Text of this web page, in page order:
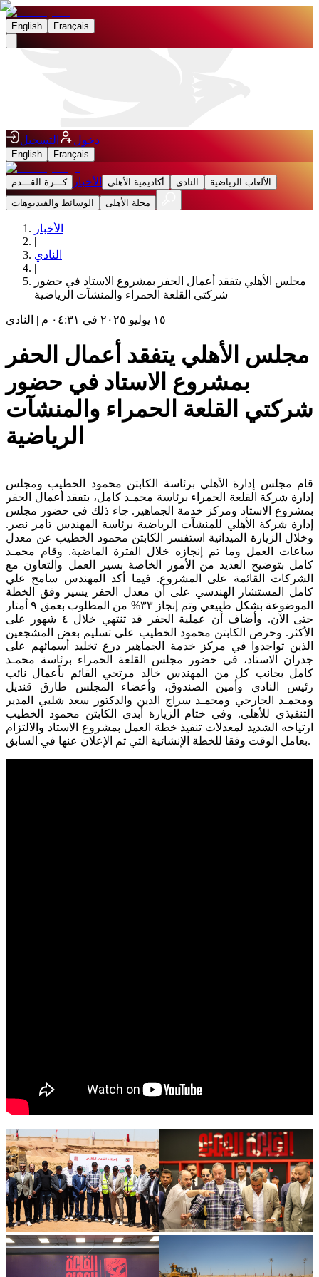
English Français
دخول التسجيل
English Français
كـــرة القـــدم الأخبار أكاديمية الأهلي النادى
الألعاب الرياضية
الوسائط والفيديوهات
مجلة الأهلى
الأخبار
|
النادي
|
مجلس الأهلي يتفقد أعمال الحفر بمشروع الاستاد في حضور
شركتي القلعة الحمراء والمنشآت الرياضية
١٥ يوليو ٢٠٢٥ في ٠٤:٣١ م | النادي
مجلس الأهلي يتفقد أعمال الحفر
بمشروع الاستاد في حضور
شركتي القلعة الحمراء والمنشآت
الرياضية
قام مجلس إدارة الأهلي برئاسة الكابتن محمود الخطيب ومجلس
إدارة شركة القلعة الحمراء برئاسة محمـد كامل، بتفقد أعمال الحفر
بمشروع الاستاد ومركز خدمة الجماهير. جاء ذلك في حضور مجلس
إدارة شركة الأهلي للمنشآت الرياضية برئاسة المهندس تامر نصر.
وخلال الزيارة الميدانية استفسر الكابتن محمود الخطيب عن معدل
ساعات العمل وما تم إنجازه خلال الفترة الماضية. وقام محمـد
كامل بتوضيح العديد من الأمور الخاصة بسير العمل والتعاون مع
الشركات القائمة على المشروع. فيما أكد المهندس سامح علي
كامل المستشار الهندسي على أن معدل الحفر يسير وفق الخطة
الموضوعة بشكل طبيعي وتم إنجاز ٣٣% من المطلوب بعمق ٩ أمتار
حتى الآن. وأضاف أن عملية الحفر قد تنتهي خلال ٤ شهور على
الأكثر. وحرص الكابتن محمود الخطيب على تسليم بعض المشجعين
الذين تواجدوا في مركز خدمة الجماهير درع تخليد أسمائهم على
جدران الاستاد، في حضور مجلس القلعة الحمراء برئاسة محمـد
كامل بجانب كل من المهندس خالد مرتجي القائم بأعمال نائب
رئيس النادي وأمين الصندوق، وأعضاء المجلس طارق قنديل
ومحمـد الجارحي ومحمـد سراج الدين والدكتور سعد شلبي المدير
التنفيذي للأهلي. وفي ختام الزيارة أبدى الكابتن محمود الخطيب
ارتياحه الشديد لمعدلات تنفيذ خطة العمل بمشروع الاستاد والالتزام
بعامل الوقت وفقا للخطة الإنشائية التي تم الإعلان عنها في السابق.